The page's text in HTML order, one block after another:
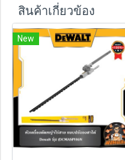
สินค้าเกี่ยวข้อง
New